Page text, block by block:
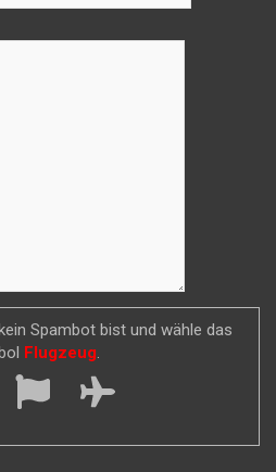
Spambot bist und wähle das
Flugzeug.